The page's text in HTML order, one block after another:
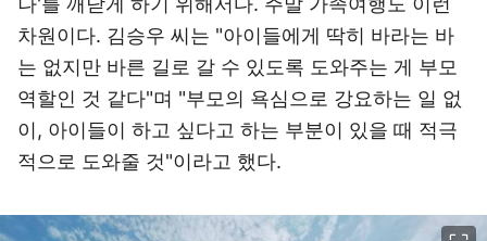
차원이다. 김승우 씨는 "아이들에게 딱히 바라는 바
는 없지만 바른 길로 갈 수 있도록 도와주는 게 부모
역할인 것 같다"며 "부모의 욕심으로 강요하는 일 없
이, 아이들이 하고 싶다고 하는 부분이 있을 때 적극
적으로 도와줄 것"이라고 했다.